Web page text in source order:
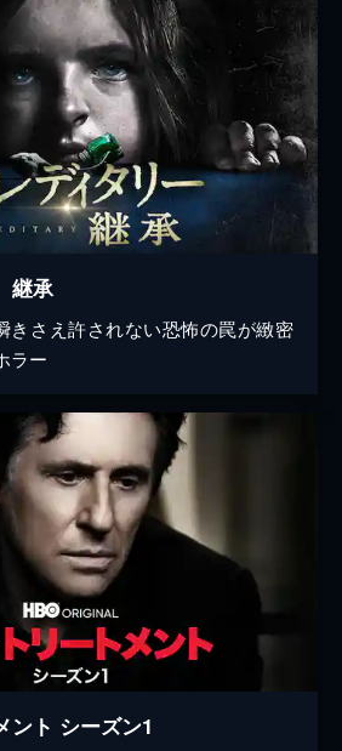
継承
きさえ許されない恐怖の罠が緻密
ラー
ント シーズン1